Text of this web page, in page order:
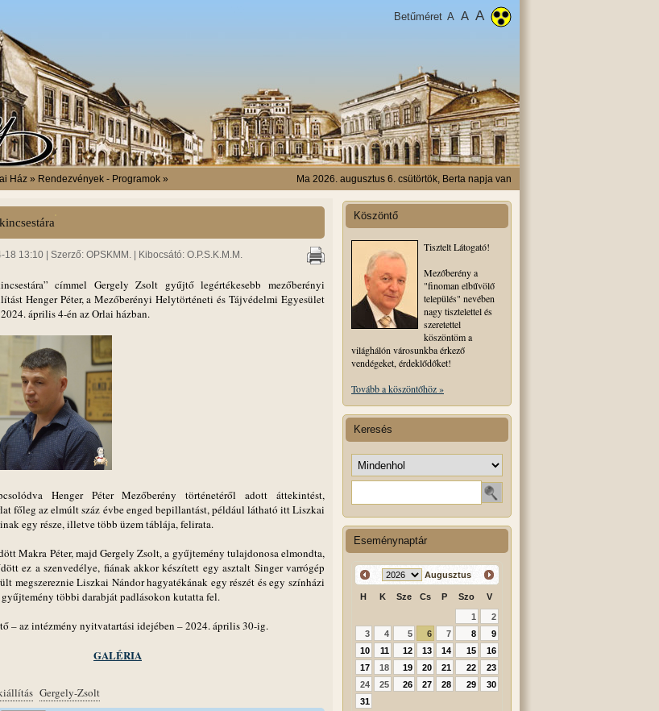
Betűméret A A A
Ház » Rendezvények - Programok » Ma 2026. augusztus 6. csütörtök, Berta napja van
13:10 | Szerző: OPSKMM. | Kibocsátó: O.P.S.K.M.M.
címmel Gergely Zsolt gyűjtő legértékesebb mezőberényi
Henger Péter, a Mezőberényi Helytörténeti és Tájvédelmi Egyesület
április 4-én az Orlai házban.
Henger Péter Mezőberény történetéről adott áttekintést,
főleg az elmúlt száz évbe enged bepillantást, például látható itt Liszkai
egy része, illetve több üzem táblája, felirata.
Makra Péter, majd Gergely Zsolt, a gyűjtemény tulajdonosa elmondta,
ez a szenvedélye, fiának akkor készített egy asztalt Singer varrógép
megszereznie Liszkai Nándor hagyatékának egy részét és egy színházi
többi darabját padlásokon kutatta fel.
– az intézmény nyitvatartási idejében – 2024. április 30-ig.
GALÉRIA
Gergely-Zsolt
Köszöntő
Tisztelt Látogató!
Mezőberény a
"finoman elbűvölő
település" nevében
nagy tisztelettel és
szeretettel
köszöntöm a
világhálón városunkba érkező
vendégeket, érdeklődőket!
Tovább a köszöntőhöz »
Keresés
Keresés helye
Eseménynaptár
Augusztus
H K Sze Cs P Szo V
1
2
3
4 5 6 7 8
9
10
11 12 13 14 15
16
17
18 19 20 21 22
23
24
25 26 27 28 29
30
31